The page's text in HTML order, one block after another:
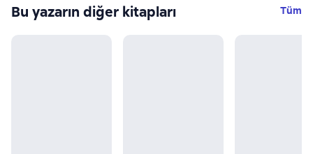
Bu yazarın diğer kitapları Tüm